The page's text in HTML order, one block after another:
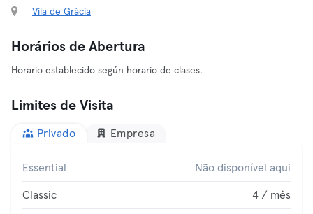
Vila de Gràcia
Horários de Abertura
Horario establecido según horario de clases.
Limites de Visita
Privado Empresa
Essential Não disponível aqui
Classic 4 / mês